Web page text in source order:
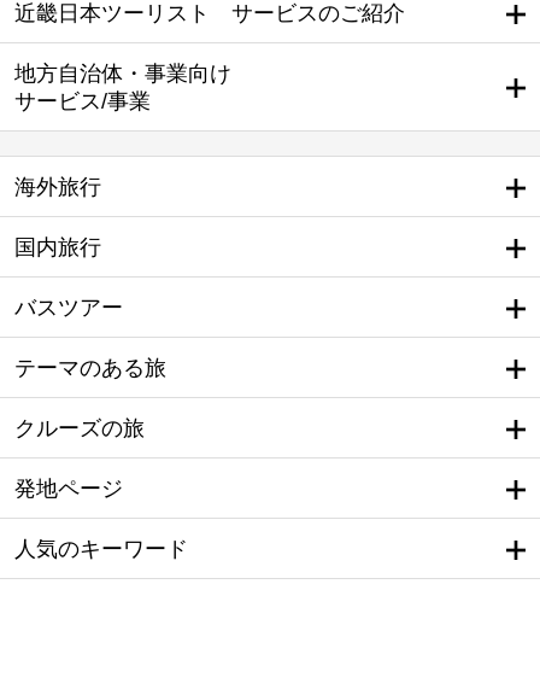
近畿日本ツーリスト サービスのご紹介
地方自治体・事業向け
サービス/事業
海外旅行
国内旅行
バスツアー
テーマのある旅
クルーズの旅
発地ページ
人気のキーワード